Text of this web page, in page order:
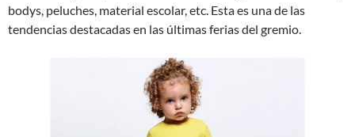
bodys, peluches, material escolar, etc. Esta es una de las
tendencias destacadas en las últimas ferias del gremio.